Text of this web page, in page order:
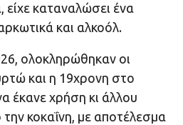
είχε καταναλώσει ένα
και αλκοόλ.
ολοκληρώθηκαν οι
και η 19χρονη στο
έκανε χρήση κι άλλου
κοκαΐνη, με αποτέλεσμα